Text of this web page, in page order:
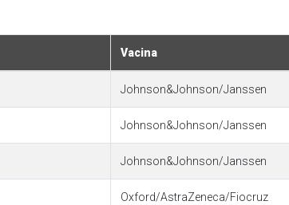
Vacina
Johnson&Johnson/Janssen
Johnson&Johnson/Janssen
Johnson&Johnson/Janssen
Oxford/AstraZeneca/Fiocruz